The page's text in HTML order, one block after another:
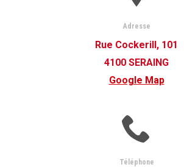
Adresse
Rue Cockerill, 101
4100 SERAING
Google Map
Téléphone